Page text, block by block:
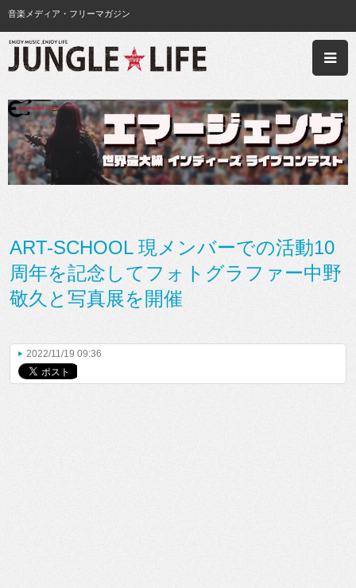
音楽メディア・フリーマガジン
ART-SCHOOL 現メンバーでの活動10
周年を記念してフォトグラファー中野
敬久と写真展を開催
2022/11/19 09:36